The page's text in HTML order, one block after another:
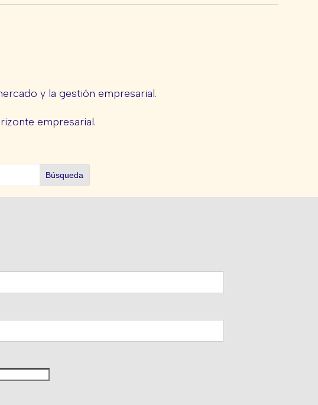
y la gestión empresarial.
empresarial.